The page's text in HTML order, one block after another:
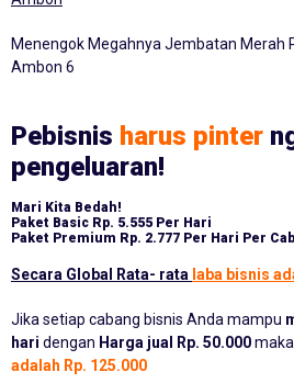
Menengok Megahnya Jembatan Merah
Ambon 6
Pebisnis harus pinter
pengeluaran!
Mari Kita Bedah!
Paket Basic Rp. 5.555 Per Hari
Paket Premium Rp. 2.777 Per Hari Per
Secara Global Rata- rata laba bisnis
Jika setiap cabang bisnis Anda mampu
hari dengan Harga jual Rp. 50.000maka
adalah Rp. 125.000